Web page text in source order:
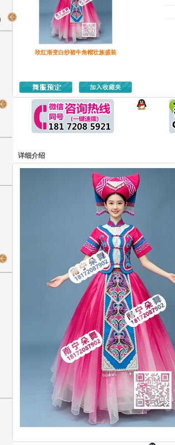
玫红渐变白纱裙牛角帽壮族盛装
详细介绍